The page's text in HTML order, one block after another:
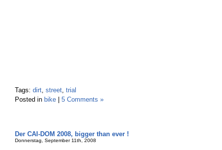
Tags: dirt, street, trial
Posted in bike 5 Comments »
Der CAI-DOM 2008, bigger than ever !
Donnerstag, September 11th, 2008